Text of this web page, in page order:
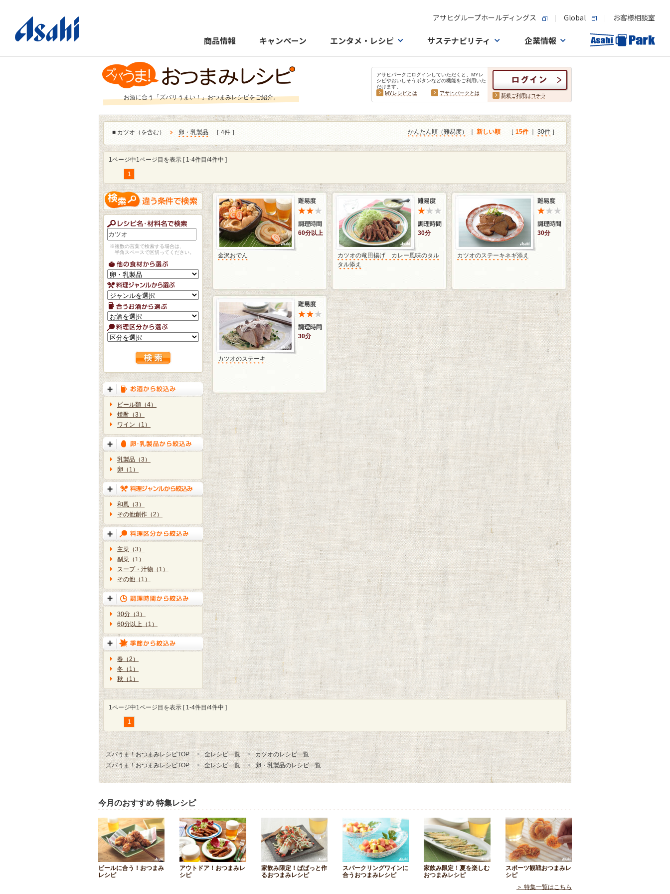
アサヒグループホールディングス Global お客様相談室
商品情報 キャンペーン エンタメ・レシピ サステナビリティ 企業情報
お酒に合う「ズバリうまい！」おつまみレシピをご紹介。
アサヒパークにログインしていただくと、MYレ
シピやおいしそうボタンなどの機能をご利用いた
だけます。
MYレシピとは
アサヒパークとは 新規ご利用はコチラ
■ カツオ（を含む） 卵・乳製品 ［ 4件 ］ かんたん順（難易度） 新しい順 ［ 15件｜ 30件 ］
1ページ中1ページ目を表示 [ 1-4件目/4件中 ]
1
※複数の言葉で検索する場合は、
半角スペースで区切ってください。
ビール類（4）
焼酎（3）
ワイン（1）
乳製品（3）
卵（1）
和風（3）
その他創作（2）
主菜（3）
副菜（1）
スープ・汁物（1）
その他（1）
30分（3）
60分以上（1）
春（2）
冬（1）
秋（1）
60分以上
金沢おでん
30分
カツオの竜田揚げ カレー風味のタル
タル添え
30分
カツオのステーキネギ添え
30分
カツオのステーキ
1ページ中1ページ目を表示 [ 1-4件目/4件中 ]
1
ズバうま！おつまみレシピTOP 全レシピ一覧
カツオのレシピ一覧
ズバうま！おつまみレシピTOP
全レシピ一覧 卵・乳製品のレシピ一覧
今月のおすすめ 特集レシピ
ビールに合う！おつまみ
レシピ
アウトドア！おつまみレ
シピ
家飲み限定！ぱぱっと作
るおつまみレシピ
スパークリングワインに
合うおつまみレシピ
家飲み限定！夏を楽しむ
おつまみレシピ
スポーツ観戦おつまみレ
シピ
＞ 特集一覧はこちら